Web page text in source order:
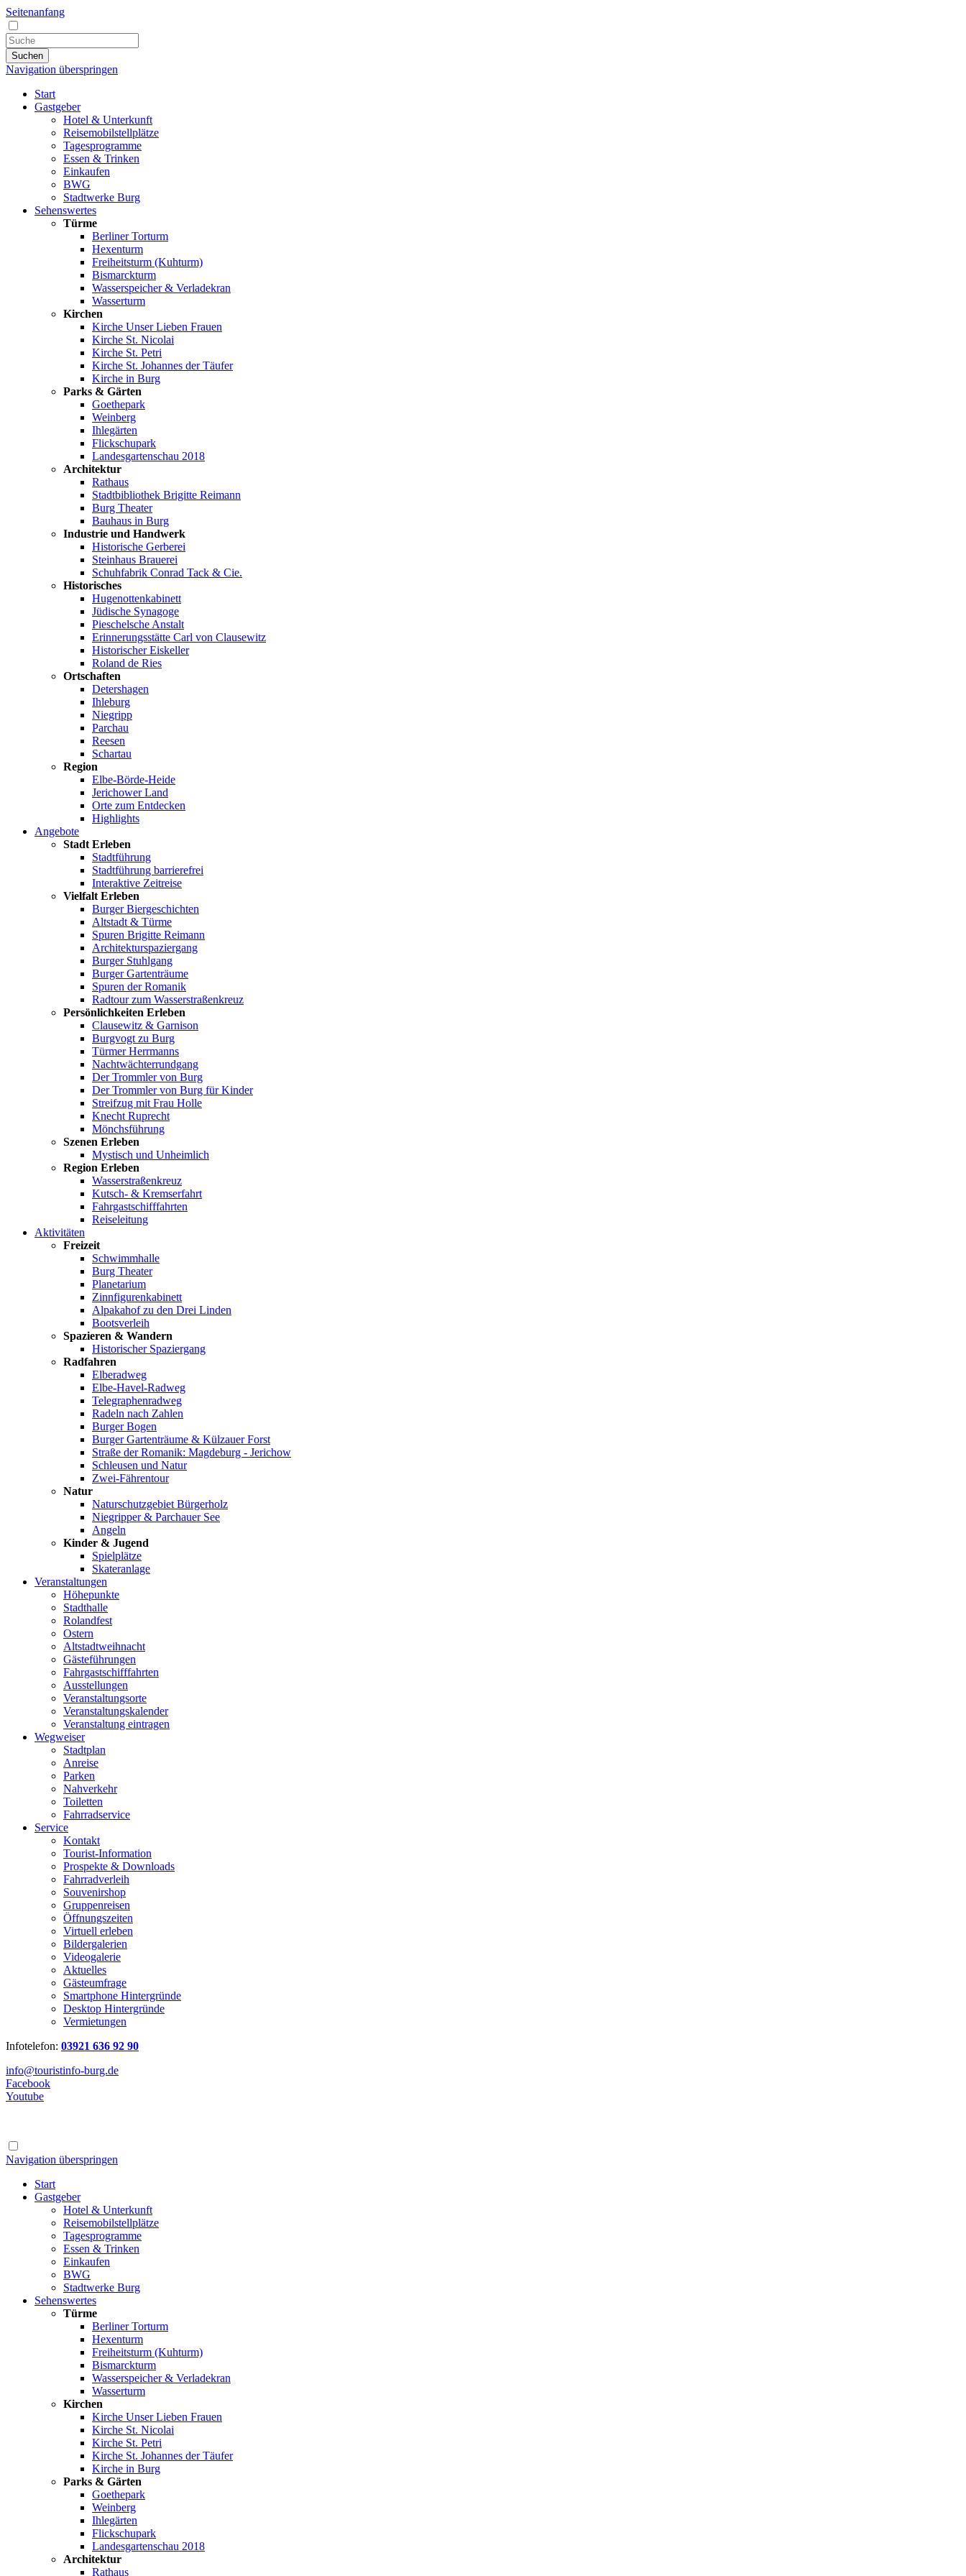
Seitenanfang
Suchen
Navigation überspringen
Start
Gastgeber
Hotel & Unterkunft
Reisemobilstellplätze
Tagesprogramme
Essen & Trinken
Einkaufen
BWG
Stadtwerke Burg
Sehenswertes
Türme
Berliner Torturm
Hexenturm
Freiheitsturm (Kuhturm)
Bismarckturm
Wasserspeicher & Verladekran
Wasserturm
Kirchen
Kirche Unser Lieben Frauen
Kirche St. Nicolai
Kirche St. Petri
Kirche St. Johannes der Täufer
Kirche in Burg
Parks & Gärten
Goethepark
Weinberg
Ihlegärten
Flickschupark
Landesgartenschau 2018
Architektur
Rathaus
Stadtbibliothek Brigitte Reimann
Burg Theater
Bauhaus in Burg
Industrie und Handwerk
Historische Gerberei
Steinhaus Brauerei
Schuhfabrik Conrad Tack & Cie.
Historisches
Hugenottenkabinett
Jüdische Synagoge
Pieschelsche Anstalt
Erinnerungsstätte Carl von Clausewitz
Historischer Eiskeller
Roland de Ries
Ortschaften
Detershagen
Ihleburg
Niegripp
Parchau
Reesen
Schartau
Region
Elbe-Börde-Heide
Jerichower Land
Orte zum Entdecken
Highlights
Angebote
Stadt Erleben
Stadtführung
Stadtführung barrierefrei
Interaktive Zeitreise
Vielfalt Erleben
Burger Biergeschichten
Altstadt & Türme
Spuren Brigitte Reimann
Architekturspaziergang
Burger Stuhlgang
Burger Gartenträume
Spuren der Romanik
Radtour zum Wasserstraßenkreuz
Persönlichkeiten Erleben
Clausewitz & Garnison
Burgvogt zu Burg
Türmer Herrmanns
Nachtwächterrundgang
Der Trommler von Burg
Der Trommler von Burg für Kinder
Streifzug mit Frau Holle
Knecht Ruprecht
Mönchsführung
Szenen Erleben
Mystisch und Unheimlich
Region Erleben
Wasserstraßenkreuz
Kutsch- & Kremserfahrt
Fahrgastschifffahrten
Reiseleitung
Aktivitäten
Freizeit
Schwimmhalle
Burg Theater
Planetarium
Zinnfigurenkabinett
Alpakahof zu den Drei Linden
Bootsverleih
Spazieren & Wandern
Historischer Spaziergang
Radfahren
Elberadweg
Elbe-Havel-Radweg
Telegraphenradweg
Radeln nach Zahlen
Burger Bogen
Burger Gartenträume & Külzauer Forst
Straße der Romanik: Magdeburg - Jerichow
Schleusen und Natur
Zwei-Fährentour
Natur
Naturschutzgebiet Bürgerholz
Niegripper & Parchauer See
Angeln
Kinder & Jugend
Spielplätze
Skateranlage
Veranstaltungen
Höhepunkte
Stadthalle
Rolandfest
Ostern
Altstadtweihnacht
Gästeführungen
Fahrgastschifffahrten
Ausstellungen
Veranstaltungsorte
Veranstaltungskalender
Veranstaltung eintragen
Wegweiser
Stadtplan
Anreise
Parken
Nahverkehr
Toiletten
Fahrradservice
Service
Kontakt
Tourist-Information
Prospekte & Downloads
Fahrradverleih
Souvenirshop
Gruppenreisen
Öffnungszeiten
Virtuell erleben
Bildergalerien
Videogalerie
Aktuelles
Gästeumfrage
Smartphone Hintergründe
Desktop Hintergründe
Vermietungen
Infotelefon: 03921 636 92 90
info@touristinfo-burg.de
Facebook
Youtube
Navigation überspringen
Start
Gastgeber
Hotel & Unterkunft
Reisemobilstellplätze
Tagesprogramme
Essen & Trinken
Einkaufen
BWG
Stadtwerke Burg
Sehenswertes
Türme
Berliner Torturm
Hexenturm
Freiheitsturm (Kuhturm)
Bismarckturm
Wasserspeicher & Verladekran
Wasserturm
Kirchen
Kirche Unser Lieben Frauen
Kirche St. Nicolai
Kirche St. Petri
Kirche St. Johannes der Täufer
Kirche in Burg
Parks & Gärten
Goethepark
Weinberg
Ihlegärten
Flickschupark
Landesgartenschau 2018
Architektur
Rathaus